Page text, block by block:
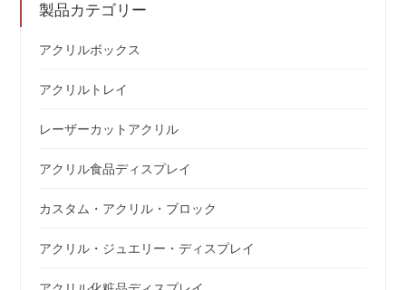
製品カテゴリー
アクリルボックス
アクリルトレイ
レーザーカットアクリル
アクリル食品ディスプレイ
カスタム・アクリル・ブロック
アクリル・ジュエリー・ディスプレイ